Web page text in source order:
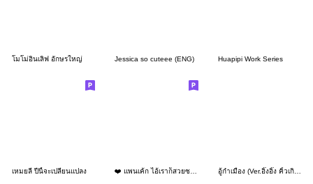
โมโม่อินเลิฟ อักษรใหญ่ Jessica so cuteee (ENG) Huapipi Work Series
เหมยลี่ ปีนี้จะเปลี่ยนแปลง ❤️ แพนเค้ก ไอ้เราก็สวยซะด้วย ❤️ (Mini) อู้กำเมือง (Ver.อิ๊งอิ๊ง คิ้วเกิร์ล)